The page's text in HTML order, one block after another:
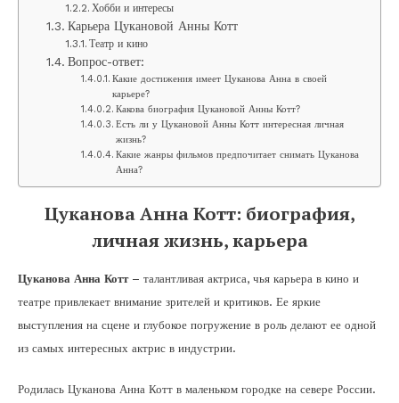
Хобби и интересы
Карьера Цукановой Анны Котт
Театр и кино
Вопрос-ответ:
Какие достижения имеет Цуканова Анна в своей
карьере?
Какова биография Цукановой Анны Котт?
Есть ли у Цукановой Анны Котт интересная личная
жизнь?
Какие жанры фильмов предпочитает снимать Цуканова
Анна?
Цуканова Анна Котт: биография,
личная жизнь, карьера
Цуканова Анна Котт– талантливая актриса, чья карьера в кино и
театре привлекает внимание зрителей и критиков. Ее яркие
выступления на сцене и глубокое погружение в роль делают ее одной
из самых интересных актрис в индустрии.
Родилась Цуканова Анна Котт в маленьком городке на севере России.